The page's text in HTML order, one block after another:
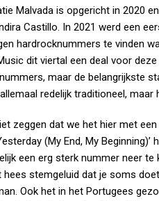
Malvada is opgericht in 2020
Castillo. In 2021 werd een
hardrocknummers te vinden
dit viertal een deal voor
maar de belangrijkste
redelijk traditioneel,
zeggen dat we het hier met
(My End, My
een erg sterk nummer neer
stemgeluid dat je soms
Ook het in het Portugees